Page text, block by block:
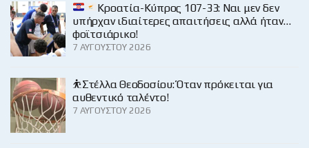
Κροατία-Κύπρος 107-33: Ναι μεν δεν
υπήρχαν ιδιαίτερες απαιτήσεις αλλά ήταν…
φοϊτσιάρικο!
7 ΑΥΓΟΎΣΤΟΥ 2026
⛹️Στέλλα Θεοδοσίου: Όταν πρόκειται για
αυθεντικό ταλέντο!
7 ΑΥΓΟΎΣΤΟΥ 2026